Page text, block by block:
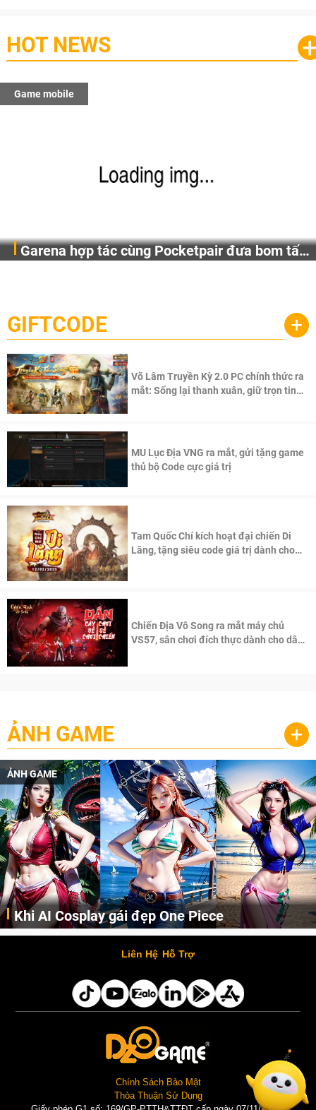
HOT NEWS
Game mobile
Garena hợp tác cùng Pocketpair đưa bom tấn
cầu, theo giấy phép chính thức từ công ty game Nhật Bản
Pocketpair, Inc.
GIFTCODE +
Võ Lâm Truyền Kỳ 2.0 PC chính thức ra
mắt: Sống lại thanh xuân, giữ trọn tinh
MU Lục Địa VNG ra mắt, gửi tặng game
thủ bộ Code cực giá trị
Tam Quốc Chí kích hoạt đại chiến Di
Lăng, tặng siêu code giá trị dành cho
Chiến Địa Vô Song ra mắt máy chủ
VS57, sân chơi đích thực dành cho dân
ẢNH GAME +
ẢNH GAME
Khi AI Cosplay gái đẹp One Piece
Những cô nàng nóng bỏng Boa Hancock, Nico Robin, Nami, Yamato hay Perona được AI vẽ lại dưới hình thức Cosplay cực kỳ chuẩn chỉnh.
Liên Hệ Hỗ Trợ
Chính Sách Bảo Mật
Thỏa Thuận Sử Dụng